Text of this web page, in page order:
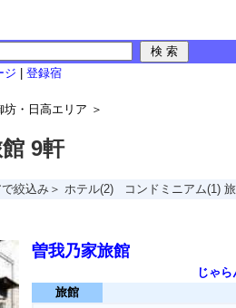
ジ 登録宿
坊・日高エリア ＞
9軒
絞込み＞ ホテル(2) コンドミニアム(1)
曽我乃家旅館
じゃら
旅館